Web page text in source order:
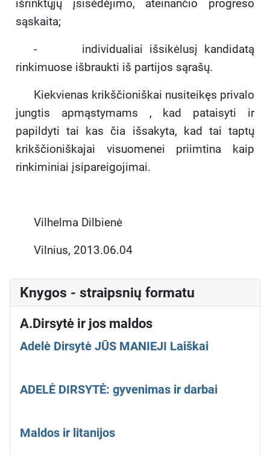
išrinktųjų įsisėdėjimo, ateinančio progreso
sąskaita;
- individualiai išsikėlusį kandidatą
rinkimuose išbraukti iš partijos sąrašų.
Kiekvienas krikščioniškai nusiteikęs privalo
jungtis apmąstymams , kad pataisyti ir
papildyti tai kas čia išsakyta, kad tai taptų
krikščioniškajai visuomenei priimtina kaip
rinkiminiai įsipareigojimai.
Vilhelma Dilbienė
Vilnius, 2013.06.04
Knygos - straipsnių formatu
A.Dirsytė ir jos maldos
Adelė Dirsytė JŪS MANIEJI Laiškai
ADELĖ DIRSYTĖ: gyvenimas ir darbai
Maldos ir litanijos